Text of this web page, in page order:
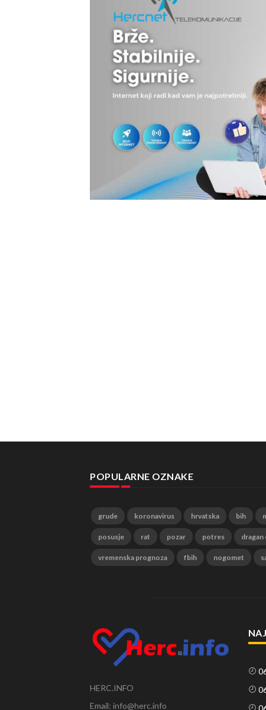
POPULARNE OZNAKE
grude koronavirus hrvatska bih
posusje rat pozar potres dragan
vremenska prognoza fbih nogomet
HERC.INFO
Email: info@herc.info